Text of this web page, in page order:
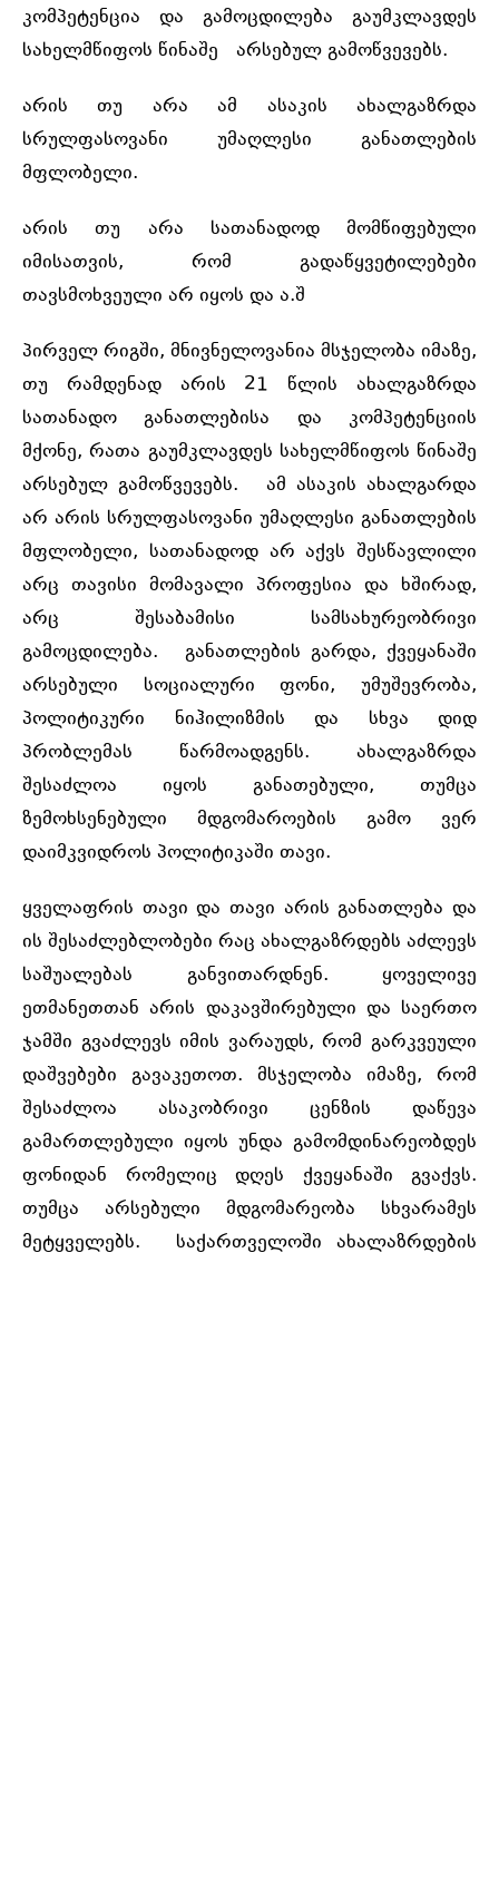
კომპეტენცია და გამოცდილება გაუმკლავდეს
სახელმწიფოს წინაშე არსებულ გამოწვევებს.
არის თუ არა ამ ასაკის ახალგაზრდა
სრულფასოვანი უმაღლესი განათლების
მფლობელი.
არის თუ არა სათანადოდ მომწიფებული
იმისათვის, რომ გადაწყვეტილებები
თავსმოხვეული არ იყოს და ა.შ
პირველ რიგში, მნივნელოვანია მსჯელობა იმაზე,
თუ რამდენად არის 21 წლის ახალგაზრდა
სათანადო განათლებისა და კომპეტენციის
მქონე, რათა გაუმკლავდეს სახელმწიფოს წინაშე
არსებულ გამოწვევებს. ამ ასაკის ახალგარდა
არ არის სრულფასოვანი უმაღლესი განათლების
მფლობელი, სათანადოდ არ აქვს შესწავლილი
არც თავისი მომავალი პროფესია და ხშირად,
არც შესაბამისი სამსახურეობრივი
გამოცდილება. განათლების გარდა, ქვეყანაში
არსებული სოციალური ფონი, უმუშევრობა,
პოლიტიკური ნიჰილიზმის და სხვა დიდ
პრობლემას წარმოადგენს. ახალგაზრდა
შესაძლოა იყოს განათებული, თუმცა
ზემოხსენებული მდგომაროების გამო ვერ
დაიმკვიდროს პოლიტიკაში თავი.
ყველაფრის თავი და თავი არის განათლება და
ის შესაძლებლობები რაც ახალგაზრდებს აძლევს
საშუალებას განვითარდნენ. ყოველივე
ეთმანეთთან არის დაკავშირებული და საერთო
ჯამში გვაძლევს იმის ვარაუდს, რომ გარკვეული
დაშვებები გავაკეთოთ. მსჯელობა იმაზე, რომ
შესაძლოა ასაკობრივი ცენზის დაწევა
გამართლებული იყოს უნდა გამომდინარეობდეს
ფონიდან რომელიც დღეს ქვეყანაში გვაქვს.
თუმცა არსებული მდგომარეობა სხვარამეს
მეტყველებს. საქართველოში ახალაზრდების